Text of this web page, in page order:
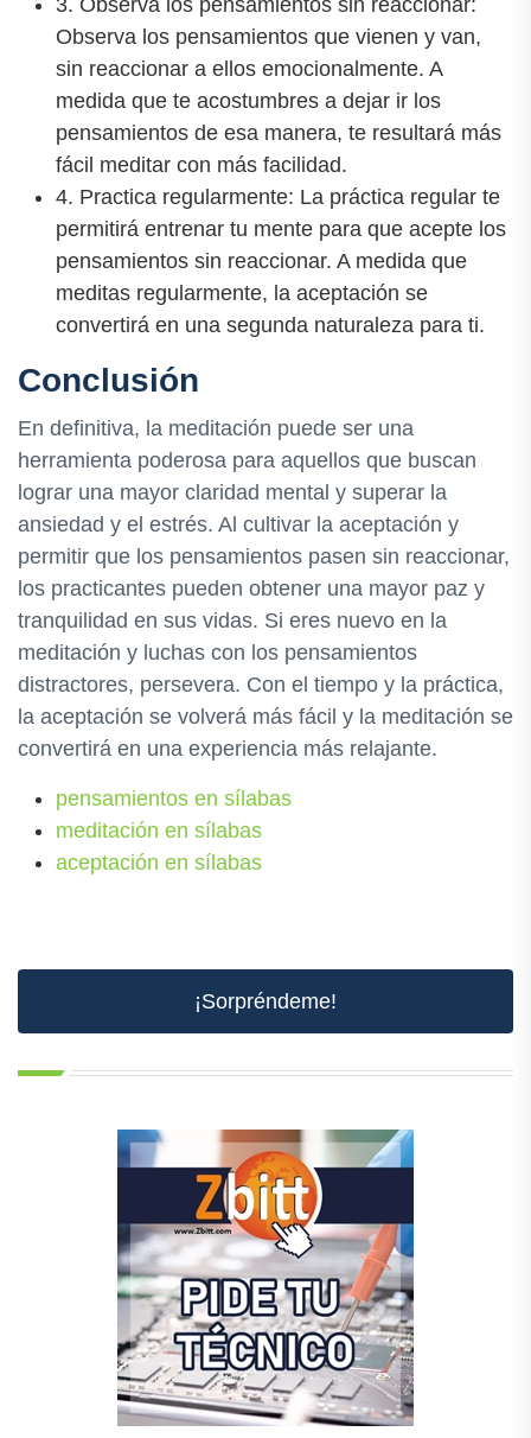
Observa los pensamientos que vienen y van,
sin reaccionar a ellos emocionalmente. A
medida que te acostumbres a dejar ir los
pensamientos de esa manera, te resultará más
fácil meditar con más facilidad.
4. Practica regularmente: La práctica regular te
permitirá entrenar tu mente para que acepte los
pensamientos sin reaccionar. A medida que
meditas regularmente, la aceptación se
convertirá en una segunda naturaleza para ti.
Conclusión
En definitiva, la meditación puede ser una
herramienta poderosa para aquellos que buscan
lograr una mayor claridad mental y superar la
ansiedad y el estrés. Al cultivar la aceptación y
permitir que los pensamientos pasen sin reaccionar,
los practicantes pueden obtener una mayor paz y
tranquilidad en sus vidas. Si eres nuevo en la
meditación y luchas con los pensamientos
distractores, persevera. Con el tiempo y la práctica,
la aceptación se volverá más fácil y la meditación se
convertirá en una experiencia más relajante.
pensamientos en sílabas
meditación en sílabas
aceptación en sílabas
¡Sorpréndeme!